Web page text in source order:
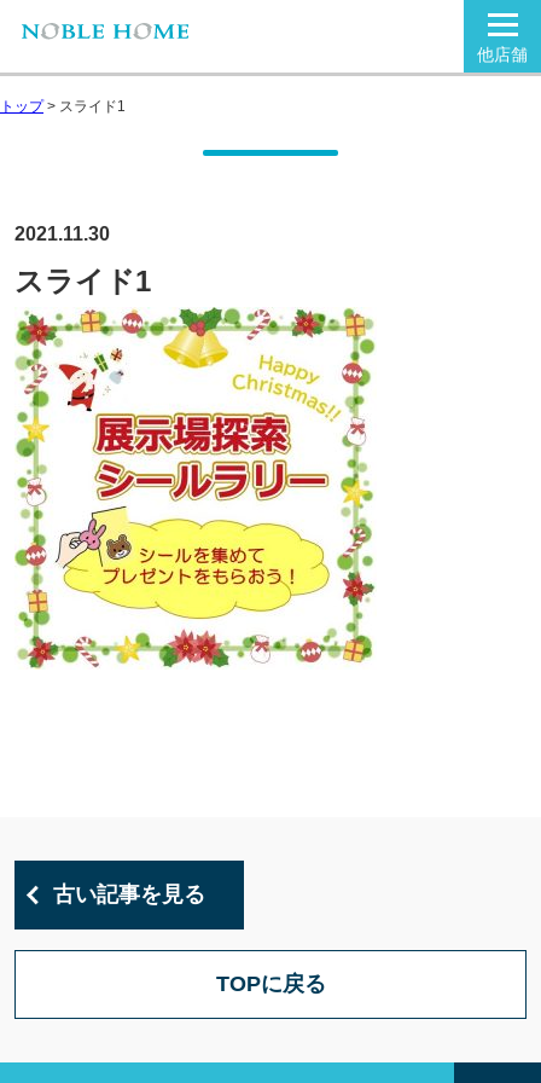
他店舗
トップ> スライド1
2021.11.30
スライド1
古い記事を見る
TOPに戻る